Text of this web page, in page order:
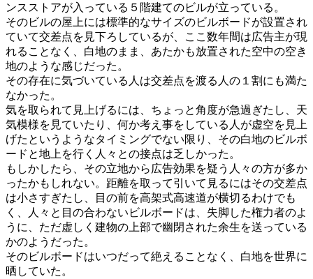
ンスストアが入っている５階建てのビルが立っている。
そのビルの屋上には標準的なサイズのビルボードが設置され
ていて交差点を見下ろしているが、ここ数年間は広告主が現
れることなく、白地のまま、あたかも放置された空中の空き
地のような感じだった。
その存在に気づいている人は交差点を渡る人の１割にも満た
なかった。
気を取られて見上げるには、ちょっと角度が急過ぎたし、天
気模様を見ていたり、何か考え事をしている人が虚空を見上
げたというようなタイミングでない限り、その白地のビルボ
ードと地上を行く人々との接点は乏しかった。
もしかしたら、その立地から広告効果を疑う人々の方が多か
ったかもしれない。距離を取って引いて見るにはその交差点
は小さすぎたし、目の前を高架式高速道が横切るわけでも
く、人々と目の合わないビルボードは、失脚した権力者のよ
うに、ただ虚しく建物の上部で幽閉された余生を送っている
かのようだった。
そのビルボードはいつだって絶えることなく、白地を世界に
晒していた。